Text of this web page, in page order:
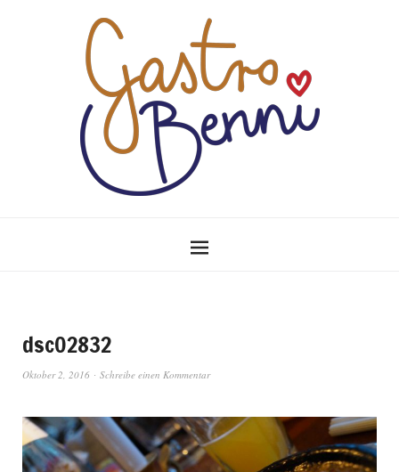
dsc02832
Oktober 2, 2016 Schreibe einen Kommentar